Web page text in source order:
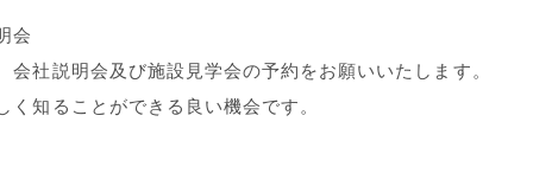
会
会社説明会及び施設見学会の予約をお願いいたします。
く知ることができる良い機会です。